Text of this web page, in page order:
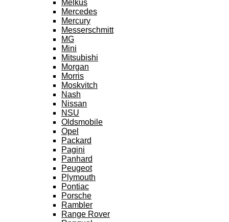
Melkus
Mercedes
Mercury
Messerschmitt
MG
Mini
Mitsubishi
Morgan
Morris
Moskvitch
Nash
Nissan
NSU
Oldsmobile
Opel
Packard
Pagini
Panhard
Peugeot
Plymouth
Pontiac
Porsche
Rambler
Range Rover